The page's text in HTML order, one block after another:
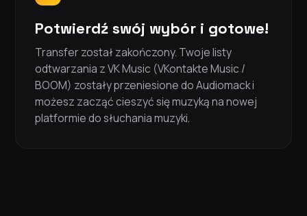
Potwierdź swój wybór i gotowe!
Transfer został zakończony. Twoje listy
odtwarzania z VK Music (VKontakte Music /
BOOM) zostały przeniesione do Audiomack i
możesz zacząć cieszyć się muzyką na nowej
platformie do słuchania muzyki.